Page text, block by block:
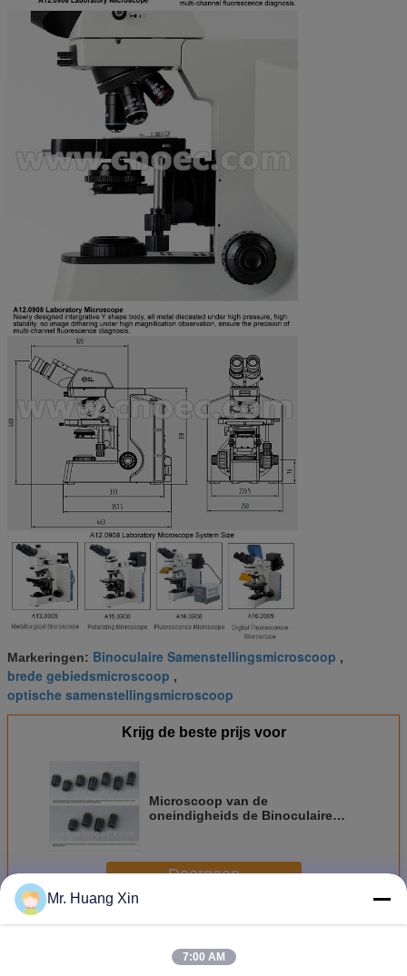
Markeringen: Binoculaire Samenstellingsmicroscoop ,
brede gebiedsmicroscoop ,
optische samenstellingsmicroscoop
Krijg de beste prijs voor
Microscoop van de
oneindigheids de Binoculaire
A12.0908
Doorgaan
MeerSamenstellings optische microscoop
Mr. Huang Xin
7:00 AM